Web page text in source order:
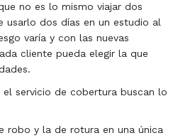
no es lo mismo viajar dos
usarlo dos días en un estudio al
varía y con las nuevas
cliente pueda elegir la que
servicio de cobertura buscan lo
robo y la de rotura en una única